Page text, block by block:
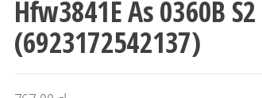
Hfw3841E As 0360B S2
(6923172542137)